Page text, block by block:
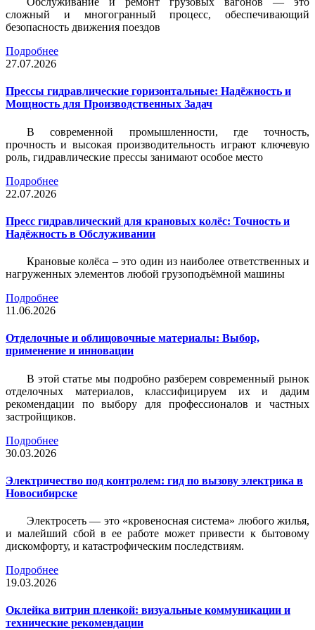
сложный и многогранный процесс, обеспечивающий
безопасность движения поездов
Подробнее
27.07.2026
Прессы гидравлические горизонтальные: Надёжность и
Мощность для Производственных Задач
В современной промышленности, где точность,
прочность и высокая производительность играют ключевую
роль, гидравлические прессы занимают особое место
Подробнее
22.07.2026
Пресс гидравлический для крановых колёс: Точность и
Надёжность в Обслуживании
Крановые колёса – это один из наиболее ответственных и
нагруженных элементов любой грузоподъёмной машины
Подробнее
11.06.2026
Отделочные и облицовочные материалы: Выбор,
применение и инновации
В этой статье мы подробно разберем современный рынок
отделочных материалов, классифицируем их и дадим
рекомендации по выбору для профессионалов и частных
застройщиков.
Подробнее
30.03.2026
Электричество под контролем: гид по вызову электрика в
Новосибирске
Электросеть — это «кровеносная система» любого жилья,
и малейший сбой в ее работе может привести к бытовому
дискомфорту, и катастрофическим последствиям.
Подробнее
19.03.2026
Оклейка витрин пленкой: визуальные коммуникации и
технические рекомендации